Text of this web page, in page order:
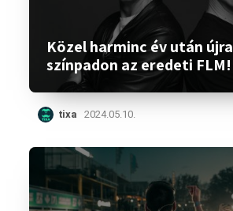
Közel harminc év után újra
színpadon az eredeti FLM!
tixa 2024.05.10.